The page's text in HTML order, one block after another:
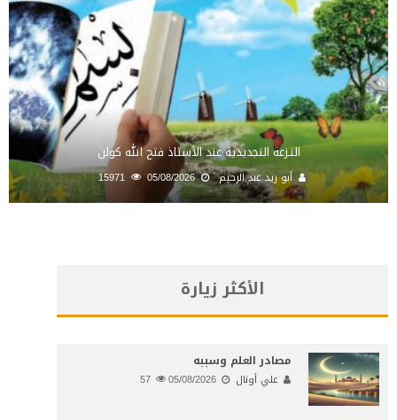
النـزعة التجديدية عند الأستاذ فتح الله كولن
أبو زيد عبد الرحيم 05/08/2026
15971
الأكثر زيارة
مصادر العلم وسببه
علي أونال 05/08/2026